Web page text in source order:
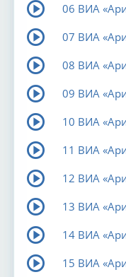
06 ВИА
07 ВИА
08 ВИА
09 ВИА
10 ВИА
11 ВИА
12 ВИА
13 ВИА
14 ВИА
15 ВИА